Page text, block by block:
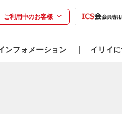
ご利用中のお客様
ンフォメーション イリイ